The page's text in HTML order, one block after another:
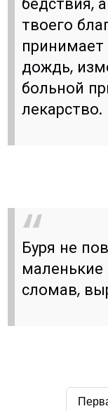
твоего
дождь,
больной
лекарство.
Буря не
маленькие
сломав,